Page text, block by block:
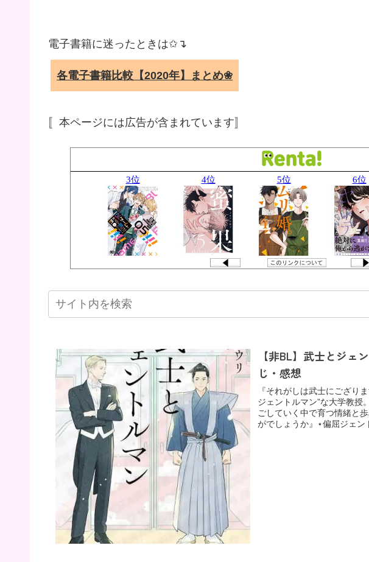
電子書籍に迷ったときは✩↴
各電子書籍比較【2020年】まとめ❀
〚本ページには広告が含まれています〛
【非BL】武士とジ
じ・感想
『それがしは武士にござり
ジェントルマン”な大学教授
ごしていく中で育つ情緒と
がでしょうか』⋆偏屈ジェン